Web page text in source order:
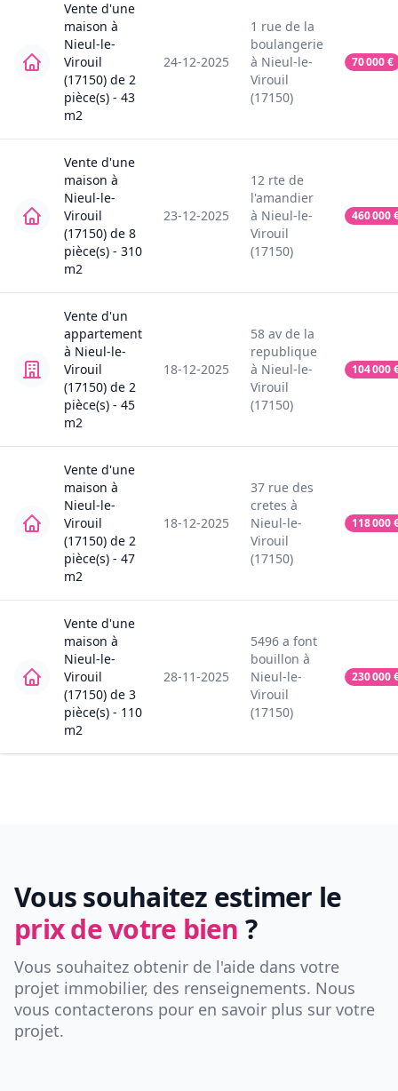
Vente d'une
maison à
Nieul-le-
Virouil
(17150) de 2
pièce(s) - 43
m2
24-12-2025
1 rue de la
boulangerie
à Nieul-le-
Virouil
(17150)
70 000€
Vente d'une
maison à
Nieul-le-
Virouil
(17150) de 8
pièce(s) - 310
m2
23-12-2025
12 rte de
l'amandier
à Nieul-le-
Virouil
(17150)
460 000
Vente d'un
appartement
à Nieul-le-
Virouil
(17150) de 2
pièce(s) - 45
m2
18-12-2025
58 av de la
republique
à Nieul-le-
Virouil
(17150)
104 000
Vente d'une
maison à
Nieul-le-
Virouil
(17150) de 2
pièce(s) - 47
m2
18-12-2025
37 rue des
cretes à
Nieul-le-
Virouil
(17150)
118 000
Vente d'une
maison à
Nieul-le-
Virouil
(17150) de 3
pièce(s) - 110
m2
28-11-2025
5496 a font
bouillon à
Nieul-le-
Virouil
(17150)
230 000
Vous souhaitez estimer le
prix de votre bien ?
Vous souhaitez obtenir de l'aide dans votre
projet immobilier, des renseignements. Nous
vous contacterons pour en savoir plus sur votre
projet.